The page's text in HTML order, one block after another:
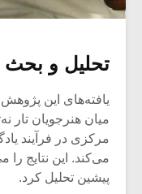
تحلیل و بحث
یافته‌های این
میان هنرجویان تار
مرکزی در فرآیند
می‌کند. این نتایج
پیشین تحلیل کرد.